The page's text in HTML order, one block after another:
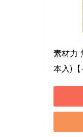
素材力
本入)【